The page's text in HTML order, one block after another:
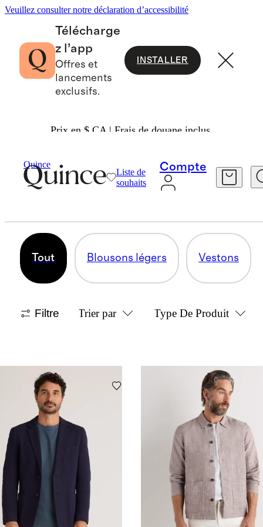
Veuillez consulter notre déclaration d’accessibilité
Télécharge
z l’app
Offres et
lancements
exclusifs.
INSTALLER
Prix en $ CA | Frais de douane inclus.
Quince
Liste de
souhaits
Compte
Blousons
BLOUSONS ET MANTEAUX
Tout Blousons légers Vestons
Filtre Trier par Type De Produit